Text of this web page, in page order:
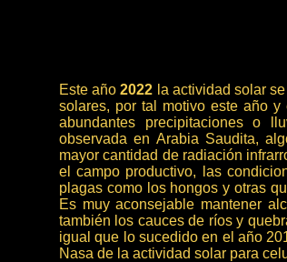
Este año2022 la actividad solar
solares, por tal motivo este año
abundantes precipitaciones o
observada en Arabia Saudita,
mayor cantidad de radiación
el campo productivo, las
plagas como los hongos y otras
Es muy aconsejable mantener
también los cauces de ríos y
igual que lo sucedido en el año
Nasa de la actividad solar para